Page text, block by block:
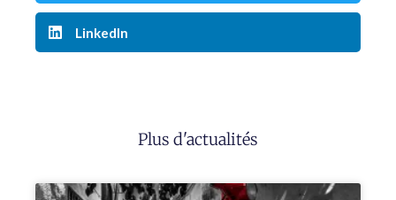
LinkedIn
Plus d'actualités